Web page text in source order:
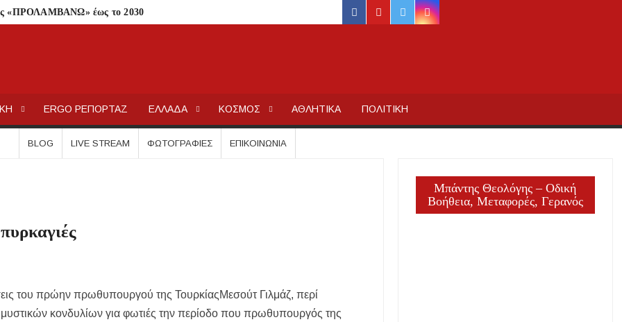
«ΠΡΟΛΑΜΒΑΝΩ» έως το 2030
των ιερών ακολουθιών
στον Πύργο
€
– Άμεση κινητοποίηση Λιμενικού και Πυροσβεστικής
facebook
youtubetwitterinstagram
ERGO ΡΕΠΟΡΤΑΖ ΕΛΛΑΔΑ ΚΟΣΜΟΣ ΑΘΛΗΤΙΚΑ ΠΟΛΙΤΙΚΗ
BLOG LIVE STREAM ΦΩΤΟΓΡΑΦΊΕΣ ΕΠΙΚΟΙΝΩΝΊΑ
του πρώην πρωθυπουργού της ΤουρκίαςΜεσούτ Γιλμάζ, περί
κονδυλίων για φωτιές την περίοδο που πρωθυπουργός της
Μπάντης Θεολόγης – Οδική
Βοήθεια, Μεταφορές, Γερανός